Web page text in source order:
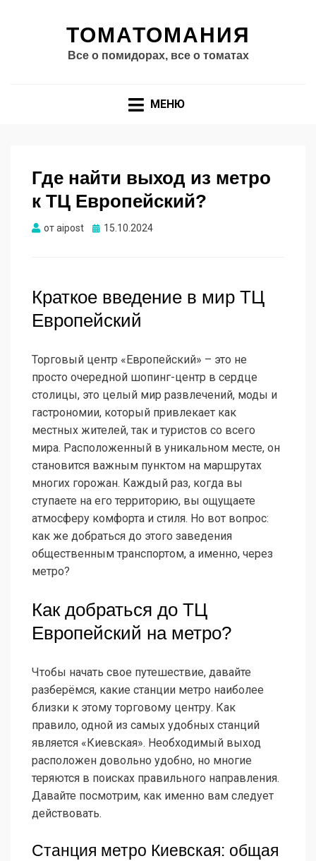
ТОМАТОМАНИЯ
Все о помидорах, все о томатах
МЕНЮ
Где найти выход из метро
к ТЦ Европейский?
отaipost Опубликовано
15.10.2024
Краткое введение в мир ТЦ
Европейский
Торговый центр «Европейский» – это не
просто очередной шопинг-центр в сердце
столицы, это целый мир развлечений, моды и
гастрономии, который привлекает как
местных жителей, так и туристов со всего
мира. Расположенный в уникальном месте, он
становится важным пунктом на маршрутах
многих горожан. Каждый раз, когда вы
ступаете на его территорию, вы ощущаете
атмосферу комфорта и стиля. Но вот вопрос:
как же добраться до этого заведения
общественным транспортом, а именно, через
метро?
Как добраться до ТЦ
Европейский на метро?
Чтобы начать свое путешествие, давайте
разберёмся, какие станции метро наиболее
близки к этому торговому центру. Как
правило, одной из самых удобных станций
является «Киевская». Необходимый выход
расположен довольно удобно, но многие
теряются в поисках правильного направления.
Давайте посмотрим, как именно вам следует
действовать.
Станция метро Киевская: общая